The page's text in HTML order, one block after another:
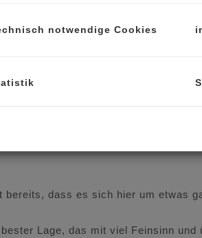
dass es sich hier um etwas
Lage, das mit viel Feinsinn und
notwendige Cookies